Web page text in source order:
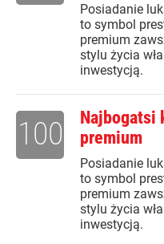
Posiadanie
to symbol
premium
stylu życia
inwestycją.
Najbogatsi
premium
Posiadanie
to symbol
premium
stylu życia
inwestycją.
100